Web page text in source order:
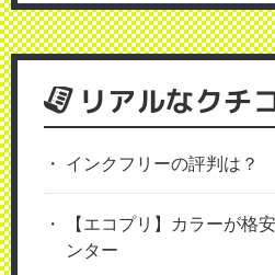
リアルなクチ
インクフリーの評判は？
【エコプリ】カラーが格
ンター